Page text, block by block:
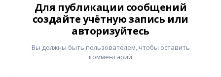
Для публикации сообщений
создайте учётную запись или
авторизуйтесь
Вы должны быть пользователем, чтобы оставить
комментарий